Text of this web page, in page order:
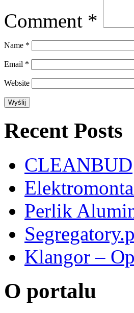
Comment *
Name *
Email *
Website
Recent Posts
CLEANBUD
Perlik
Klangor –
O portalu